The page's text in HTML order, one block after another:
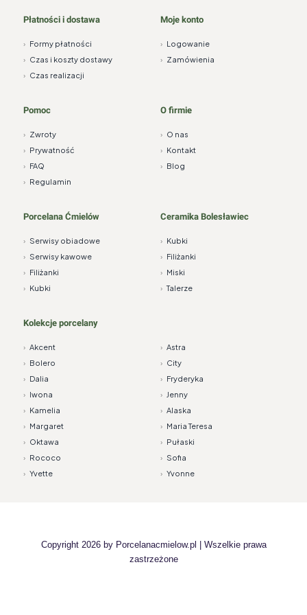
Płatności i dostawa
› Formy płatności
› Czas i koszty dostawy
› Czas realizacji
Moje konto
› Logowanie
› Zamówienia
Pomoc
› Zwroty
› Prywatność
› FAQ
› Regulamin
O firmie
› O nas
› Kontakt
› Blog
Porcelana Ćmielów
› Serwisy obiadowe
› Serwisy kawowe
› Filiżanki
› Kubki
Ceramika Bolesławiec
› Kubki
› Filiżanki
› Miski
› Talerze
Kolekcje porcelany
› Akcent › Astra
› Bolero › City
› Dalia › Fryderyka
› Iwona › Jenny
› Kamelia › Alaska
› Margaret › Maria Teresa
› Oktawa › Pułaski
› Rococo › Sofia
› Yvette › Yvonne
Copyright 2026 by Porcelanacmielow.pl
| Wszelkie prawa
zastrzeżone